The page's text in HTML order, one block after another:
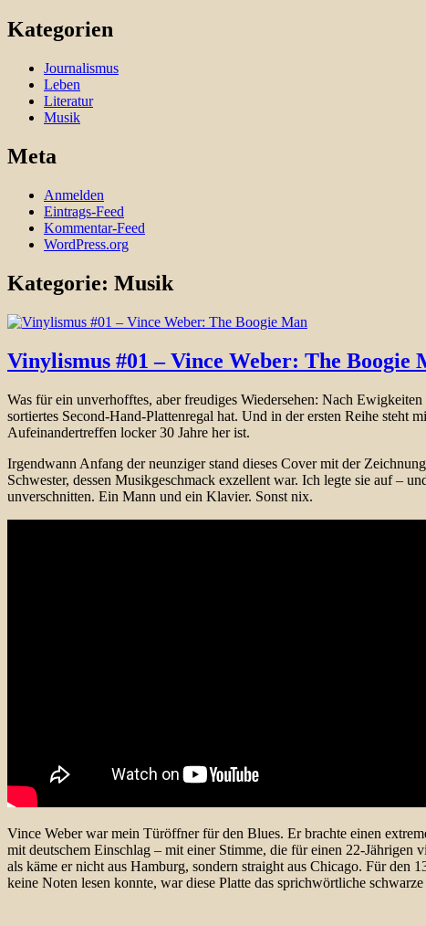
Kategorien
Journalismus
Leben
Literatur
Musik
Meta
Anmelden
Eintrags-Feed
Kommentar-Feed
WordPress.org
Kategorie: Musik
Vinylismus #01 – Vince Weber: The Boogie
Was für ein unverhofftes, aber freudiges Wiedersehen: Nach
sortiertes Second-Hand-Plattenregal hat. Und in der ersten Reihe steht
Aufeinandertreffen locker 30 Jahre her ist.
Irgendwann Anfang der neunziger stand dieses Cover mit der
Schwester, dessen Musikgeschmack exzellent war. Ich legte sie auf –
unverschnitten. Ein Mann und ein Klavier. Sonst nix.
Vince Weber war mein Türöffner für den Blues. Er brachte einen
mit deutschem Einschlag – mit einer Stimme, die für einen 22-
als käme er nicht aus Hamburg, sondern straight aus Chicago. Für den
keine Noten lesen konnte, war diese Platte das sprichwörtliche